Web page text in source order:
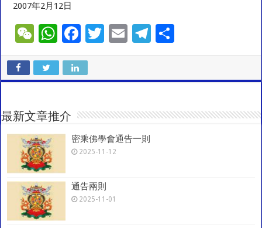
2007年2月12日
W
C
h
at
W
at
sA
p
p
F
e
b
o
k
T
er
E
l
T
gr
a
e
最新文章推介
密乘佛學會通告一則
2025-11-12
通告兩則
2025-11-01